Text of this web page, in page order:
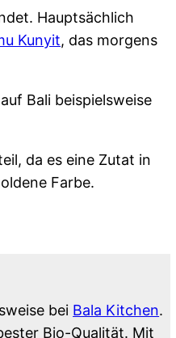
Hauptsächlich
Kunyit, das morgens
Bali beispielsweise
da es eine Zutat in
Farbe.
bei Bala Kitchen.
Bio-Qualität. Mit